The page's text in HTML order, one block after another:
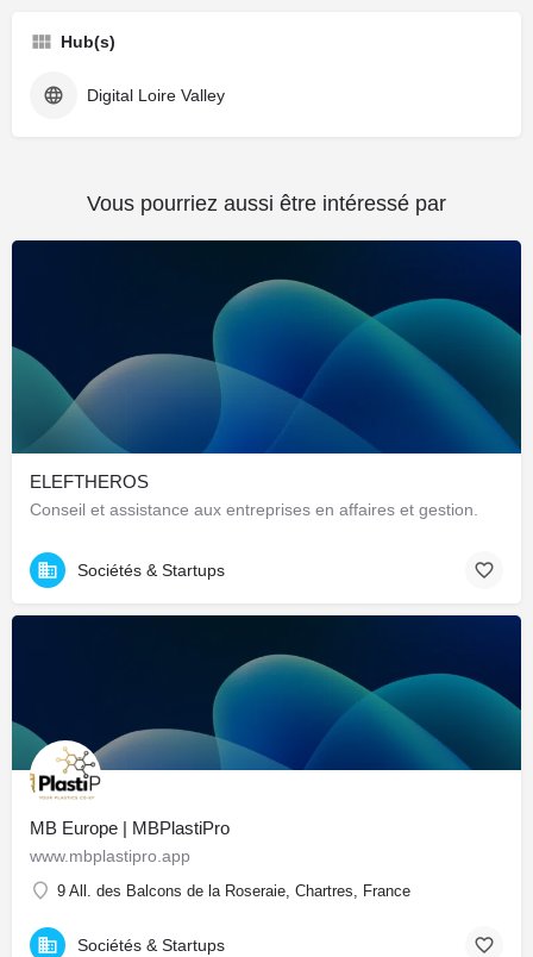
Hub(s)
Digital Loire Valley
Vous pourriez aussi être intéressé par
ELEFTHEROS
Conseil et assistance aux entreprises en affaires et gestion.
Sociétés & Startups
MB Europe | MBPlastiPro
www.mbplastipro.app
9 All. des Balcons de la Roseraie, Chartres, France
Sociétés & Startups